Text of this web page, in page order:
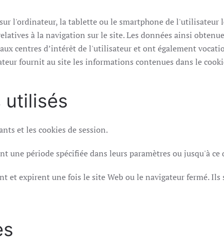
l'ordinateur, la tablette ou le smartphone de l'utilisateur
à la navigation sur le site. Les données ainsi
centres d’intérêt de l'utilisateur et ont également
fournit au site les informations contenues dans le
utilisés
et les cookies de session.
une période spécifiée dans leurs paramètres ou jusqu'à
et expirent une fois le site Web ou le navigateur fermé.